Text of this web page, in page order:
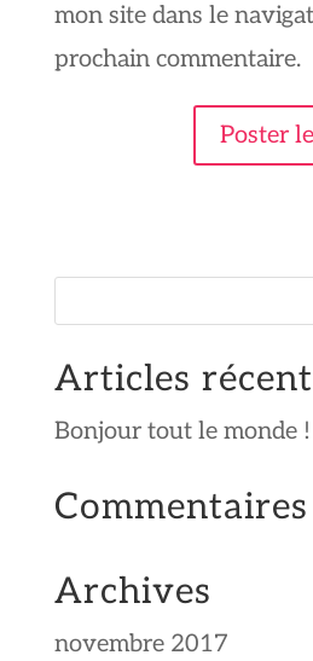
mon site dans le
prochain commentaire.
Articles
Bonjour tout le monde !
Archives
novembre 2017